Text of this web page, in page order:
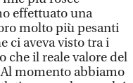
effettuato una
molto più pesanti
ci aveva visto tra i
che il reale valore del
Al momento abbiamo